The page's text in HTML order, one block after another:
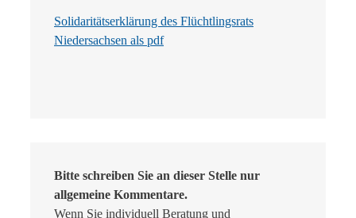
Solidaritätserklärung des Flüchtlingsrats
Niedersachsen als pdf
Bitte schreiben Sie an dieser Stelle nur
allgemeine Kommentare.
Wenn Sie individuell Beratung und